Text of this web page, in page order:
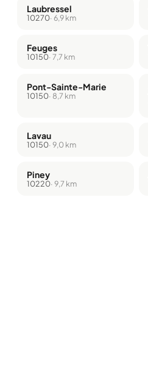
Laubressel
10270· 6,9 km
Feuges
10150· 7,7 km
Pont-Sainte-Marie
10150· 8,7 km
Lavau
10150· 9,0 km
Piney
10220· 9,7 km